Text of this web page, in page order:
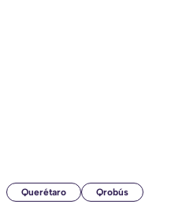
Querétaro Qrobús